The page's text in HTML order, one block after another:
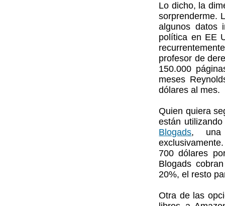
Lo dicho, la
sorprenderme.
algunos datos
política en EE
profesor de
150.000
meses
dólares al mes.
Quien quiera
están
Blogads, una
700 dólares
Blogads
20%, el resto
Otra de las